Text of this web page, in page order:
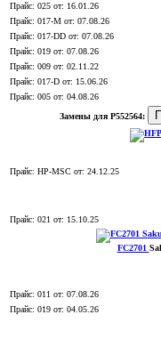
Прайс: 025 от: 16.01.26
Прайс: 017-M от: 07.08.26
Прайс: 017-DD от: 07.08.26
Прайс: 019 от: 07.08.26
Прайс: 009 от: 02.11.22
Прайс: 017-D от: 15.06.26
Прайс: 005 от: 04.08.26
Замены для P552564:
Прайс: HP-MSC от: 24.12.25
Прайс: 021 от: 15.10.25
FC2701
Прайс: 011 от: 07.08.26
Прайс: 019 от: 04.05.26